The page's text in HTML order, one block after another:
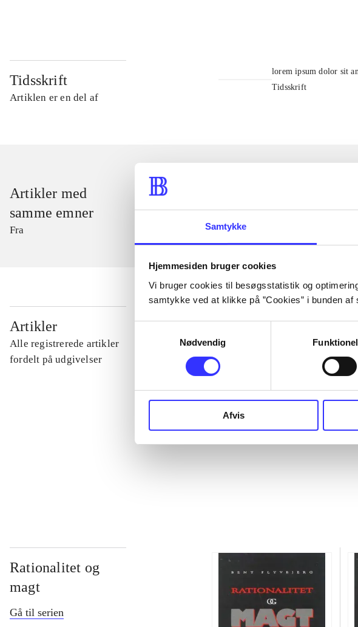
Samtykke
Hjemmesiden bruger cookies
Vi bruger cookies til besøgsstatistik og
samtykke ved at klikke på ”Cookies” i bunden
Nødvendig
Afvis
Tidsskrift
Artiklen er en del af
lorem ipsum dolor sit
Tidsskrift
Artikler med
samme emner
Fra
Artikler
Alle registrerede artikler
fordelt på udgivelser
...
Rationalitet og
magt
Gå til serien